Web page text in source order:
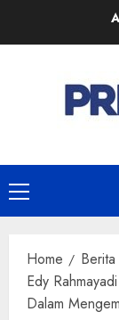
Primary
Menu
Home
Edy
Dalam